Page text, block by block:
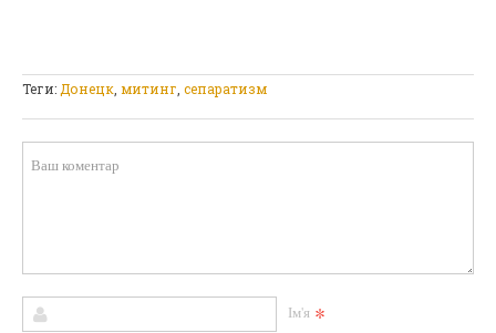
Теги: Донецк митинг сепаратизм
Ім'я *